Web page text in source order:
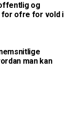
og
for ofre for vold i
man kan